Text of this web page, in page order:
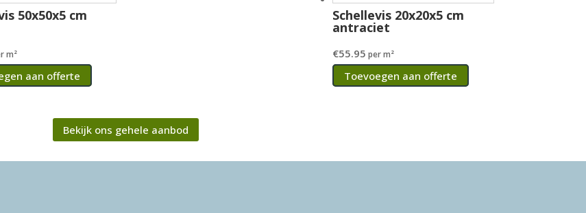
50x50x5 cm
m²
aan offerte
Schellevis 20x20x5 cm
antraciet
€55.95 per m²
Toevoegen aan offerte
Bekijk ons gehele aanbod